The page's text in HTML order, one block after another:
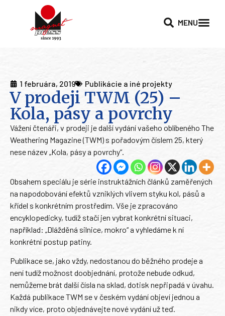
MENU
1 februára, 2019 Publikácie a iné projekty
V prodeji TWM (25) –
Kola, pásy a povrchy
Vážení čtenáři, v prodeji je další vydání vašeho oblíbeného The
Weathering Magazine (TWM) s pořadovým číslem 25, který
nese název „Kola, pásy a povrchy“.
Obsahem speciálu je série instruktážních článků zaměřených
na napodobování efektů vzniklých vlivem styku kol, pásů a
křídel s konkrétním prostředím. Vše je zpracováno
encyklopedicky, tudíž stačí jen vybrat konkrétní situaci,
například: „Dlážděná silnice, mokro“ a vyhledáme k ní
konkrétní postup patiny.
Publikace se, jako vždy, nedostanou do běžného prodeje a
není tudíž možnost doobjednání, protože nebude odkud,
nemůžeme brát další čísla na sklad, dotisk nepřipadá v úvahu.
Každá publikace TWM se v českém vydání objeví jednou a
nikdy více, proto objednávejte nové vydání už teď.